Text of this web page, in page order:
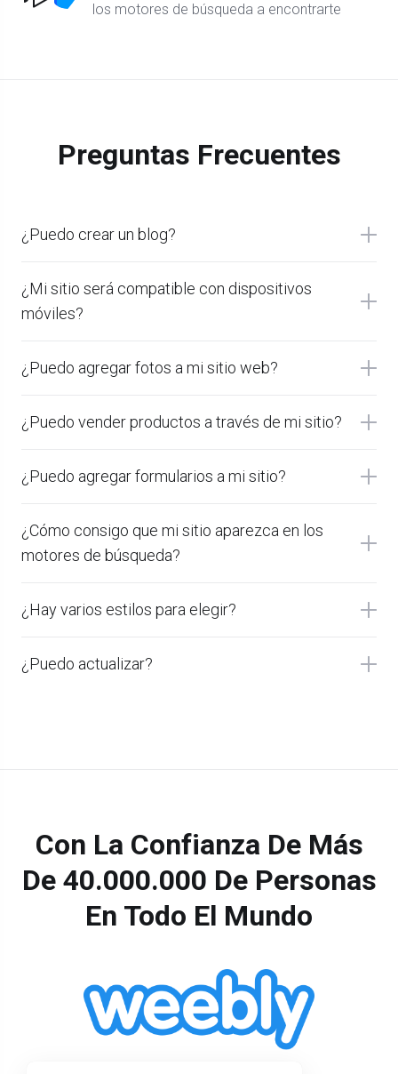
los motores de búsqueda a encontrarte
Preguntas Frecuentes
¿Puedo crear un blog?
¿Mi sitio será compatible con dispositivos
móviles?
¿Puedo agregar fotos a mi sitio web?
¿Puedo vender productos a través de mi sitio?
¿Puedo agregar formularios a mi sitio?
¿Cómo consigo que mi sitio aparezca en los
motores de búsqueda?
¿Hay varios estilos para elegir?
¿Puedo actualizar?
Con La Confianza De Más
De 40.000.000 De Personas
En Todo El Mundo